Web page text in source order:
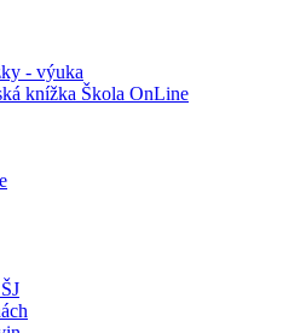
- výuka
knížka Škola OnLine